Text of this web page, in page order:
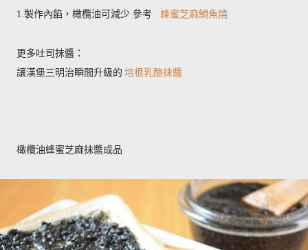
1.製作內餡，橄欖油可減少 參考
蜂蜜芝麻鯛魚燒
更多吐司抹醬：
讓漢堡三明治瞬間升級的 培根乳酪抹醬
橄欖油蜂蜜芝麻抹醬成品